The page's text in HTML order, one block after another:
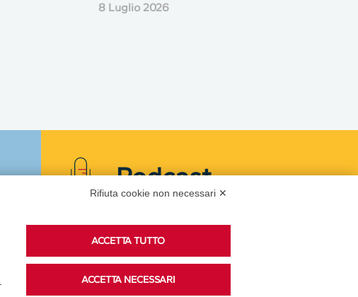
8 Luglio 2026
Podcast
Ascolta i podcast di approfondimento di Legacoop
Rifiuta cookie non necessari ✕
ACCETTA TUTTO
ACCETTA NECESSARI